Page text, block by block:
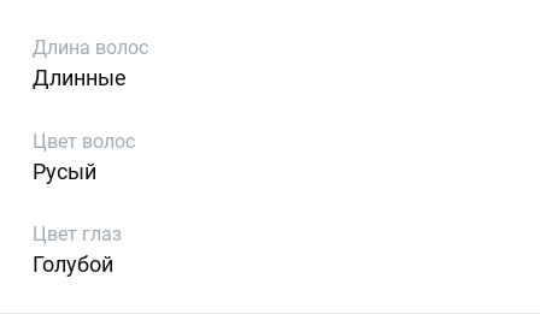
Длина волос
Длинные
Цвет волос
Русый
Цвет глаз
Голубой